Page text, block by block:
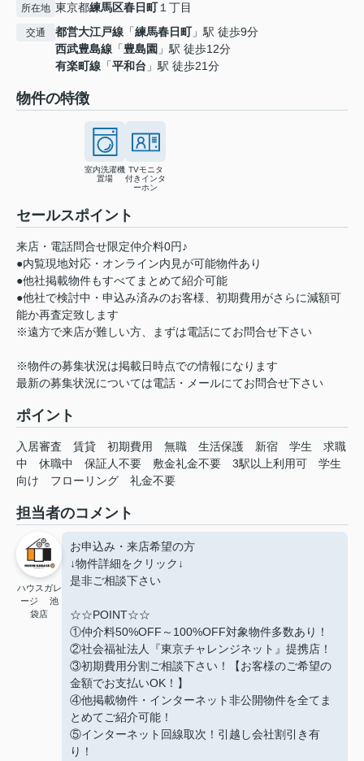
所在地 東京都練馬区春日町１丁目
交通 都営大江戸線 「練馬春日町」駅 徒歩9分
西武豊島線 「豊島園 」駅 徒歩12分
有楽町線 「平和台 」駅 徒歩21分
物件の特徴
室内洗濯機
置場
TVモニタ
付きインタ
ーホン
セールスポイント
来店・電話問合せ限定仲介料0円♪
●内覧現地対応・オンライン内見が可能物件あり
●他社掲載物件もすべてまとめて紹介可能
●他社で検討中・申込み済みのお客様、初期費用がさらに減額可
能か再査定致します
※遠方で来店が難しい方、まずは電話にてお問合せ下さい
※物件の募集状況は掲載日時点での情報になります
最新の募集状況については電話・メールにてお問合せ下さい
ポイント
入居審査 賃貸 初期費用 無職 生活保護 新宿 学生
求職
中
休職中 保証人不要 敷金礼金不要 3駅以上利用可
学生
向け
フローリング 礼金不要
担当者のコメント
ハウスガレ
ージ 池
袋店
お申込み・来店希望の方
↓物件詳細をクリック↓
是非ご相談下さい
☆☆POINT☆☆
①仲介料50%OFF～100%OFF対象物件多数あり！
②社会福祉法人『東京チャレンジネット』提携店！
③初期費用分割ご相談下さい！【お客様のご希望の
金額でお支払いOK！】
④他掲載物件・インターネット非公開物件を全てま
とめてご紹介可能！
⑤インターネット回線取次！引越し会社割引き有
り！